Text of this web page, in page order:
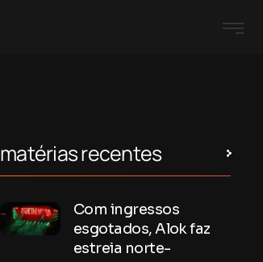
matérias recentes
Com ingressos
esgotados, Alok faz
estreia norte-